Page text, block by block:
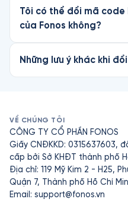
Tôi có thể đổi mã code
của Fonos không?
Những lưu ý khác khi
VỀ CHÚNG TÔI
CÔNG TY CỔ PHẦN FONOS
Giấy CNĐKKD: 0315637603,
cấp bởi Sở KHĐT thành phố
Địa chỉ: 119 Mỹ Kim 2 - H25,
Quận 7, Thành phố Hồ Chí
Email: support@fonos.vn